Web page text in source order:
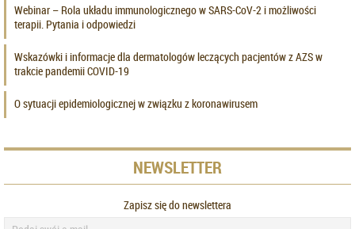
Webinar – Rola układu immunologicznego w SARS-CoV-2 i możliwości
terapii. Pytania i odpowiedzi
Wskazówki i informacje dla dermatologów leczących pacjentów z AZS w
trakcie pandemii COVID-19
O sytuacji epidemiologicznej w związku z koronawirusem
NEWSLETTER
Zapisz się do newslettera